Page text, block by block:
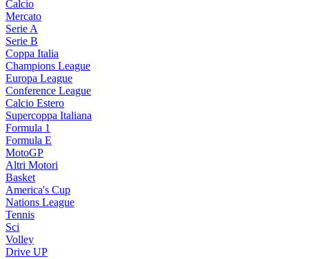
Calcio
Mercato
Serie A
Serie B
Coppa Italia
Champions League
Europa League
Conference League
Calcio Estero
Supercoppa Italiana
Formula 1
Formula E
MotoGP
Altri Motori
Basket
America's Cup
Nations League
Tennis
Sci
Volley
Drive UP